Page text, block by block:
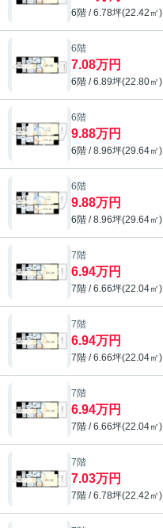
6階 / 6.78坪(22.42㎡)
6階
7.08万円
6階 / 6.89坪(22.80㎡)
6階
9.88万円
6階 / 8.96坪(29.64㎡)
6階
9.88万円
6階 / 8.96坪(29.64㎡)
7階
6.94万円
7階 / 6.66坪(22.04㎡)
7階
6.94万円
7階 / 6.66坪(22.04㎡)
7階
6.94万円
7階 / 6.66坪(22.04㎡)
7階
7.03万円
7階 / 6.78坪(22.42㎡)